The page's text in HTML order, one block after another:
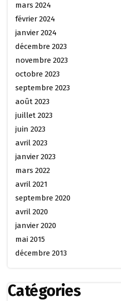
mars 2024
février 2024
janvier 2024
décembre 2023
novembre 2023
octobre 2023
septembre 2023
août 2023
juillet 2023
juin 2023
avril 2023
janvier 2023
mars 2022
avril 2021
septembre 2020
avril 2020
janvier 2020
mai 2015
décembre 2013
Catégories